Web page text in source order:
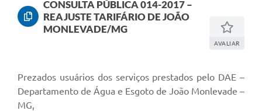
CONSULTA PÚBLICA 014-2017 –
REAJUSTE TARIFÁRIO DE JOÃO
MONLEVADE/MG
AVALIAR
Prezados usuários dos serviços prestados pelo DAE –
Departamento de Água e Esgoto de João Monlevade –
MG,